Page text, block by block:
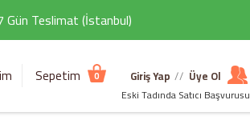
Gün Teslimat (İstanbul)
Sepetim 0 Giriş Yap // Üye Ol
Eski Tadında Satıcı Başvurusu